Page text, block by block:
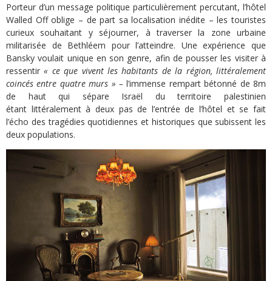
Porteur d’un message politique particulièrement percutant, l’hôtel
Walled Off oblige – de part sa localisation inédite – les touristes
curieux souhaitant y séjourner, à traverser la zone urbaine
militarisée de Bethléem pour l’atteindre. Une expérience que
Bansky voulait unique en son genre, afin de pousser les visiter à
ressentir « ce que vivent les habitants de la région, littéralement
coincés entre quatre murs » – l’immense rempart bétonné de 8m
de haut qui sépare Israël du territoire palestinien
étant littéralement à deux pas de l’entrée de l’hôtel et se fait
l’écho des tragédies quotidiennes et historiques que subissent les
deux populations.